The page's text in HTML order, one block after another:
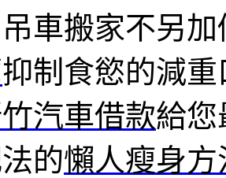
車搬家不另
抑制食慾的減
汽車借款給您
的懶人瘦身方